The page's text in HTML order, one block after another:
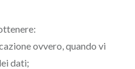
ovvero, quando vi
dati;